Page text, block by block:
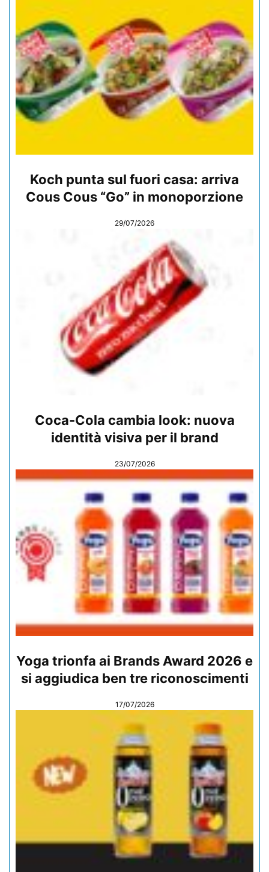
Koch punta sul fuori casa: arriva
Cous Cous “Go” in monoporzione
29/07/2026
Coca-Cola cambia look: nuova
identità visiva per il brand
23/07/2026
Yoga trionfa ai Brands Award 2026 e
si aggiudica ben tre riconoscimenti
17/07/2026